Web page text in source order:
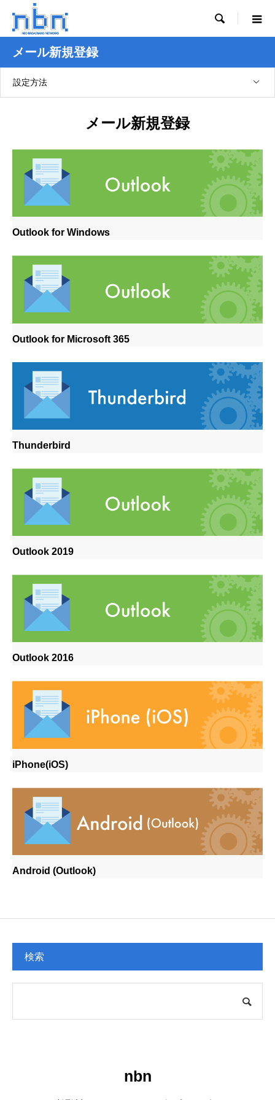

メール新規登録
設定方法
メール新規登録
Outlook for Windows
Outlook for Microsoft 365
Thunderbird
Outlook 2019
Outlook 2016
iPhone(iOS)
Android (Outlook)
検索
nbn